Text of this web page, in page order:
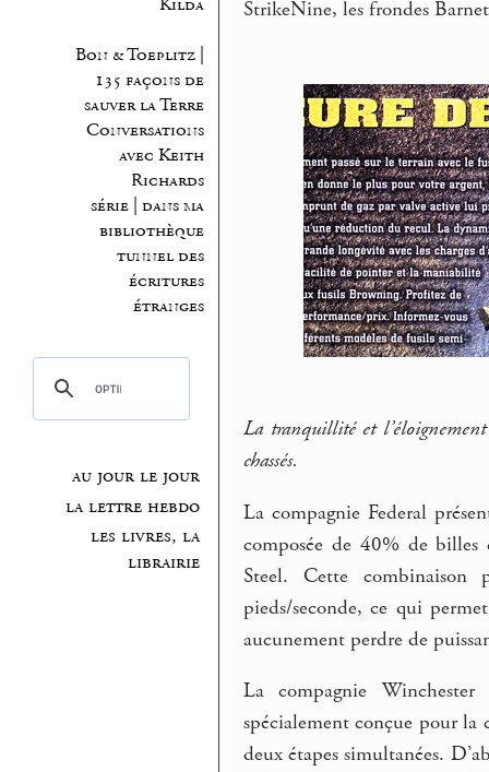
Kilda
Bon & Toeplitz |
135 façons de
sauver la Terre
Conversations
avec Keith
Richards
série | dans ma
bibliothèque
tunnel des
écritures
étranges
au jour le jour
la lettre hebdo
les livres, la
librairie
StrikeNine, les frondes
La tranquillité et
chassés.
La compagnie Federal
composée de 40% de billes
Steel. Cette combinaison
pieds/seconde, ce qui
aucunement perdre de
La compagnie
spécialement conçue pour la
deux étapes simultanées.